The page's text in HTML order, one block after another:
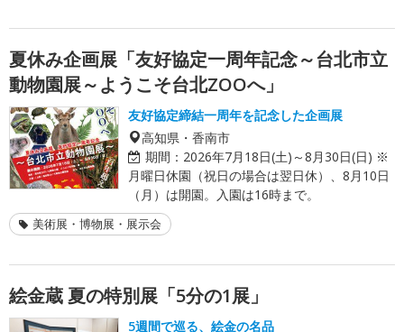
夏休み企画展「友好協定一周年記念～台北市立
動物園展～ようこそ台北ZOOへ」
友好協定締結一周年を記念した企画展
高知県・香南市
期間： 2026年7月18日(土)～8月30日(日) ※
月曜日休園（祝日の場合は翌日休）、8月10日
（月）は開園。入園は16時まで。
美術展・博物展・展示会
絵金蔵 夏の特別展「5分の1展」
5週間で巡る、絵金の名品